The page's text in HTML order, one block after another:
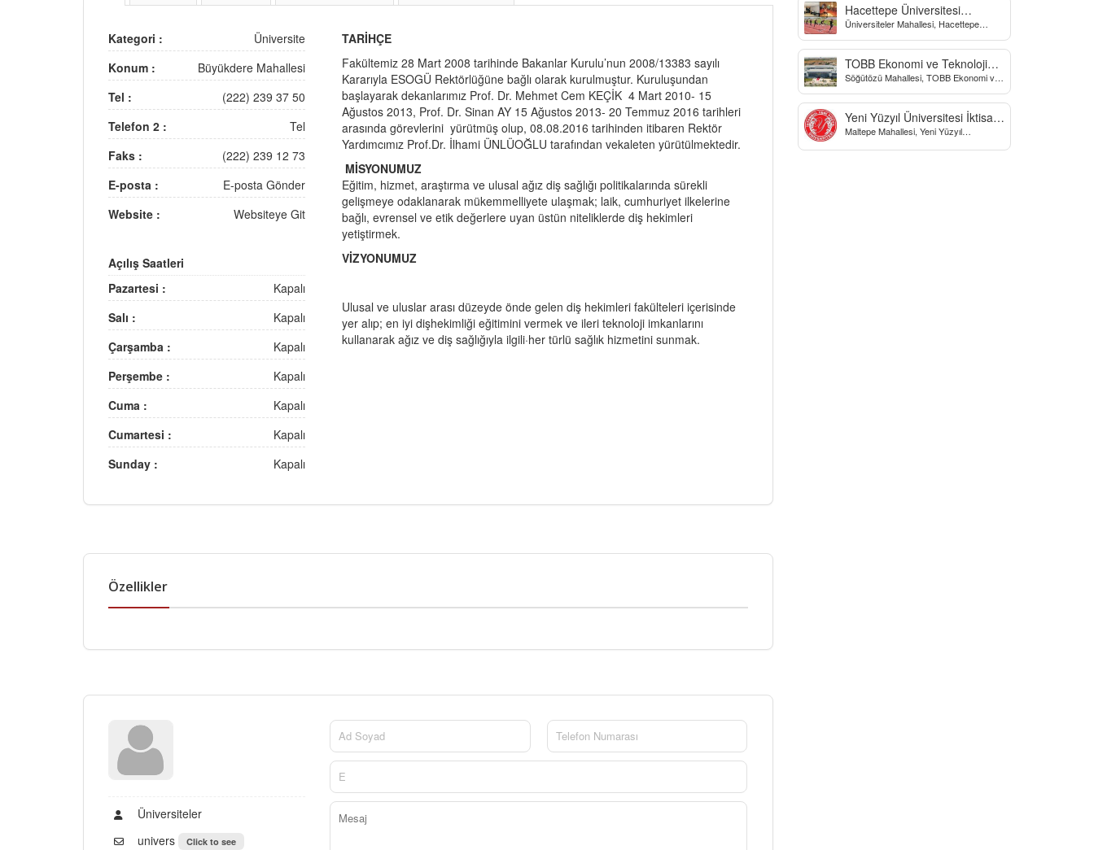
Kategori :
Üniversite
Konum :
Büyükdere Mahallesi
Tel :
(222) 239 37 50
Telefon 2 :
Tel
Faks :
(222) 239 12 73
E-posta :
E-posta Gönder
Website :
Websiteye Git
Açılış Saatleri
Pazartesi :
Kapalı
Salı :
Kapalı
Çarşamba :
Kapalı
Perşembe :
Kapalı
Cuma :
Kapalı
Cumartesi :
Kapalı
Sunday :
Kapalı
TARİHÇE
Fakültemiz 28 Mart 2008 tarihinde Bakanlar Kurulu’nun 2008/13383 sayılı
Kararıyla ESOGÜ Rektörlüğüne bağlı olarak kurulmuştur. Kuruluşundan
başlayarak dekanlarımız Prof. Dr. Mehmet Cem KEÇİK 4 Mart 2010- 15
Ağustos 2013, Prof. Dr. Sinan AY 15 Ağustos 2013- 20 Temmuz 2016 tarihleri
arasında görevlerini yürütmüş olup, 08.08.2016 tarihinden itibaren Rektör
Yardımcımız Prof.Dr. İlhami ÜNLÜOĞLU tarafından vekaleten yürütülmektedir.
MİSYONUMUZ
Eğitim, hizmet, araştırma ve ulusal ağız diş sağlığı politikalarında sürekli
gelişmeye odaklanarak mükemmelliyete ulaşmak; laik, cumhuriyet ilkelerine
bağlı, evrensel ve etik değerlere uyan üstün niteliklerde diş hekimleri
yetiştirmek.
VİZYONUMUZ
Ulusal ve uluslar arası düzeyde önde gelen diş hekimleri fakülteleri içerisinde
yer alıp; en iyi dişhekimliği eğitimini vermek ve ileri teknoloji imkanlarını
kullanarak ağız ve diş sağlığıyla ilgili·her türlü sağlık hizmetini sunmak.
Özellikler
Üniversiteler
univers
Click to see
Hacettepe Üniversitesi
Biyomekanik Laboratuvarı
Üniversiteler Mahallesi, Hacettepe
Yo, Çankaya/Ankara, Türkiye
TOBB Ekonomi ve Teknoloji
Üniversitesi
Söğütözü Mahallesi, TOBB Ekonomi ve
Caddesi, Ankara, Türkiye
Yeni Yüzyıl Üniversitesi İktisadi
ve İdari Bilimler Fakültesi
Maltepe Mahallesi, Yeni Yüzyıl